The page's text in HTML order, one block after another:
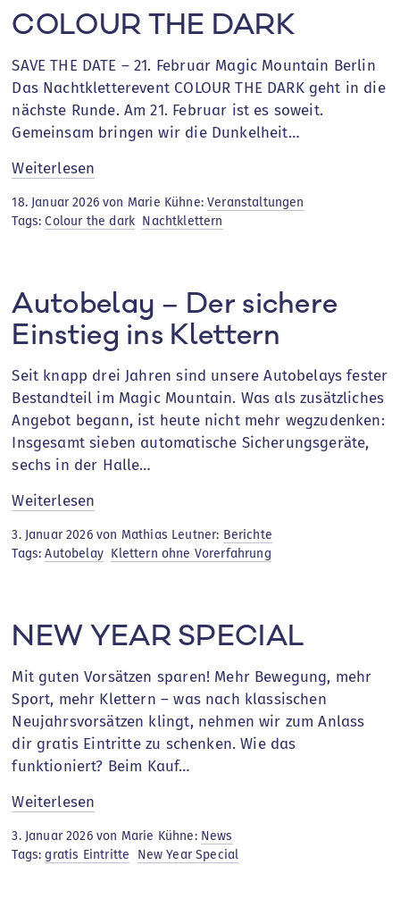
COLOUR THE DARK
SAVE THE DATE – 21. Februar Magic Mountain Berlin
Das Nachtkletterevent COLOUR THE DARK geht in die
nächste Runde. Am 21. Februar ist es soweit.
Gemeinsam bringen wir die Dunkelheit…
Weiterlesen
THE
DARK
18. Januar 2026 von Marie Kühne:Veranstaltungen
Tags:Colour the dark Nachtklettern
Autobelay – Der sichere
Einstieg ins Klettern
Seit knapp drei Jahren sind unsere Autobelays fester
Bestandteil im Magic Mountain. Was als zusätzliches
Angebot begann, ist heute nicht mehr wegzudenken:
Insgesamt sieben automatische Sicherungsgeräte,
sechs in der Halle…
Weiterlesen
–
Der
ins
3. Januar 2026 von Mathias Leutner: Berichte
Tags:Autobelay Klettern ohne Vorerfahrung
NEW YEAR SPECIAL
Mit guten Vorsätzen sparen! Mehr Bewegung, mehr
Sport, mehr Klettern – was nach klassischen
Neujahrsvorsätzen klingt, nehmen wir zum Anlass
dir gratis Eintritte zu schenken. Wie das
funktioniert? Beim Kauf…
Weiterlesen
YEAR
SPECIAL
3. Januar 2026 von Marie Kühne: News
Tags:gratis Eintritte New Year Special